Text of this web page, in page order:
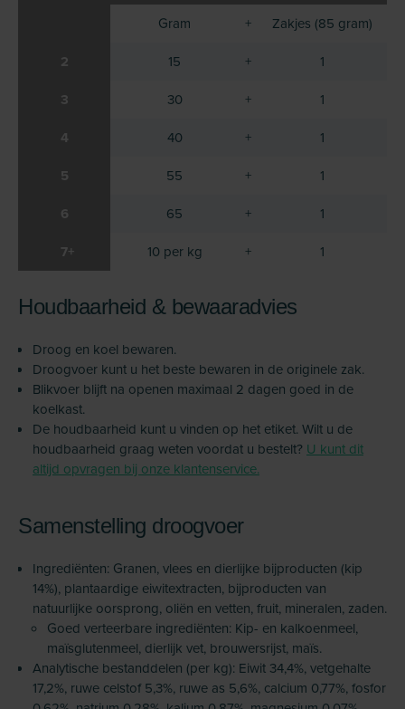
Gram + Zakjes (85 gram)
2 15 + 1
3 30 + 1
4 40 + 1
5 55 + 1
6 65 + 1
7+ 10 per kg + 1
Houdbaarheid & bewaaradvies
Droog en koel bewaren.
Droogvoer kunt u het beste bewaren in de originele zak.
Blikvoer blijft na openen maximaal 2 dagen goed in de
koelkast.
De houdbaarheid kunt u vinden op het etiket. Wilt u de
houdbaarheid graag weten voordat u bestelt? U kunt dit
altijd opvragen bij onze klantenservice.
Samenstelling droogvoer
Ingrediënten: Granen, vlees en dierlijke bijproducten (kip
14%), plantaardige eiwitextracten, bijproducten van
natuurlijke oorsprong, oliën en vetten, fruit, mineralen, zaden.
Goed verteerbare ingrediënten: Kip- en kalkoenmeel,
maïsglutenmeel, dierlijk vet, brouwersrijst, maïs.
Analytische bestanddelen (per kg): Eiwit 34,4%, vetgehalte
17,2%, ruwe celstof 5,3%, ruwe as 5,6%, calcium 0,77%, fosfor